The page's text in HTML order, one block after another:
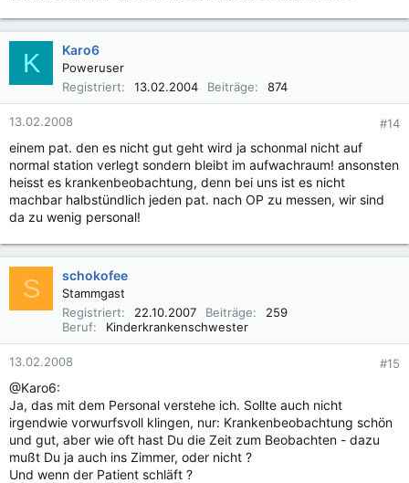
K Karo6
Poweruser
Registriert
13.02.2004 Beiträge 874
13.02.2008 #14
einem pat. den es nicht gut geht wird ja schonmal nicht auf
normal station verlegt sondern bleibt im aufwachraum! ansonsten
heisst es krankenbeobachtung, denn bei uns ist es nicht
machbar halbstündlich jeden pat. nach OP zu messen, wir sind
da zu wenig personal!
S schokofee
Stammgast
Registriert
22.10.2007 Beiträge
259
Beruf
Kinderkrankenschwester
13.02.2008 #15
@Karo6:
Ja, das mit dem Personal verstehe ich. Sollte auch nicht
irgendwie vorwurfsvoll klingen, nur: Krankenbeobachtung schön
und gut, aber wie oft hast Du die Zeit zum Beobachten - dazu
mußt Du ja auch ins Zimmer, oder nicht ?
Und wenn der Patient schläft ?